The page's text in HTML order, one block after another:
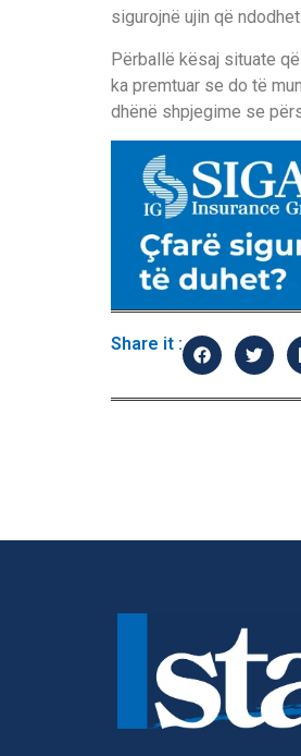
sigurojnë ujin që
Përballë kësaj situate
ka premtuar se do të
dhënë shpjegime se
Share it :